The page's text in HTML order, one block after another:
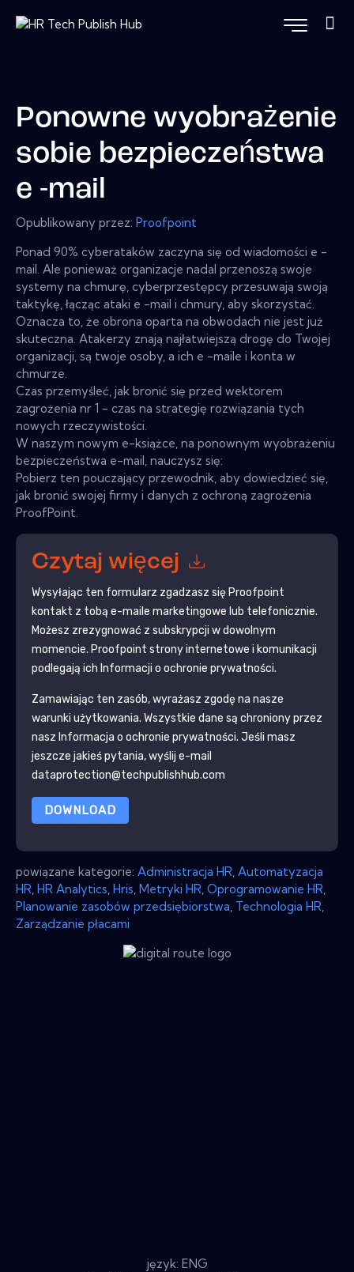
Ponowne wyobrażenie
sobie bezpieczeństwa
e -mail
Opublikowany przez: Proofpoint
Ponad 90% cyberataków zaczyna się od wiadomości e -
mail. Ale ponieważ organizacje nadal przenoszą swoje
systemy na chmurę, cyberprzestępcy przesuwają swoją
taktykę, łącząc ataki e -mail i chmury, aby skorzystać.
Oznacza to, że obrona oparta na obwodach nie jest już
skuteczna. Atakerzy znają najłatwiejszą drogę do Twojej
organizacji, są twoje osoby, a ich e -maile i konta w
chmurze.
Czas przemyśleć, jak bronić się przed wektorem
zagrożenia nr 1 - czas na strategię rozwiązania tych
nowych rzeczywistości.
W naszym nowym e-książce, na ponownym wyobrażeniu
bezpieczeństwa e-mail, nauczysz się:
Pobierz ten pouczający przewodnik, aby dowiedzieć się,
jak bronić swojej firmy i danych z ochroną zagrożenia
ProofPoint.
Czytaj więcej
Wysyłając ten formularz zgadzasz się Proofpoint
kontakt z tobą e-maile marketingowe lub telefonicznie.
Możesz zrezygnować z subskrypcji w dowolnym
momencie. Proofpoint strony internetowe i komunikacji
podlegają ich Informacji o ochronie prywatności.
Zamawiając ten zasób, wyrażasz zgodę na nasze
warunki użytkowania. Wszystkie dane są chroniony przez
nasz Informacja o ochronie prywatności. Jeśli masz
jeszcze jakieś pytania, wyślij e-mail
dataprotection@techpublishhub.com
DOWNLOAD
powiązane kategorie: Administracja HR Automatyzacja
HR HR Analytics Hris Metryki HR Oprogramowanie HR
Planowanie zasobów przedsiębiorstwa Technologia HR
Zarządzanie płacami
język: ENG